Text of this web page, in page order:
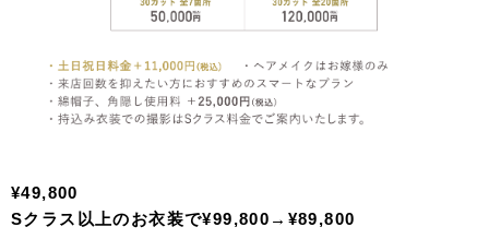
¥49,800
Sクラス以上のお衣装で¥99,800→¥89,800